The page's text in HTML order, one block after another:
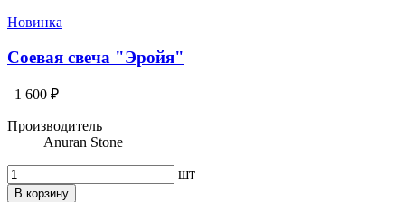
Новинка
Соевая свеча "Эройя"
1 600 ₽
Производитель
Anuran Stone
шт
В корзину